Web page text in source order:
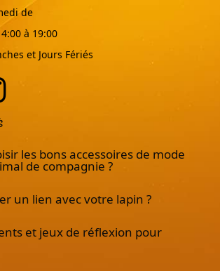
de
à 19:00
et Jours Fériés
les bons accessoires de mode
de compagnie ?
un lien avec votre lapin ?
et jeux de réflexion pour